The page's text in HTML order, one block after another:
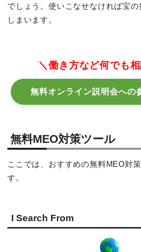
でしょう。使いこなせなければ宝の
しまいます。
＼働き方など何でも
無料オンライン説明会への
無料MEO対策ツール
ここでは、おすすめの無料MEO対
す。
I Search From